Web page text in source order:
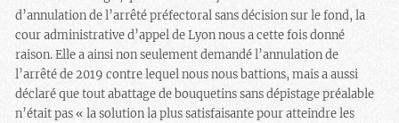
d’annulation de l’arrêté préfectoral sans décision sur le fond, la
cour administrative d’appel de Lyon nous a cette fois donné
raison. Elle a ainsi non seulement demandé l’annulation de
l’arrêté de 2019 contre lequel nous nous battions, mais a aussi
déclaré que tout abattage de bouquetins sans dépistage préalable
n’était pas « la solution la plus satisfaisante pour atteindre les